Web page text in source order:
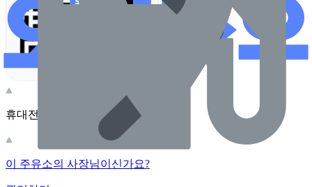
휴대전화 카메라로 찍어보세요
이 주유소의 사장님이신가요?